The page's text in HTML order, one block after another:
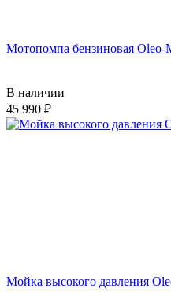
Мотопомпа бензиновая Oleo-
В наличии
45 990
Мойка высокого давления